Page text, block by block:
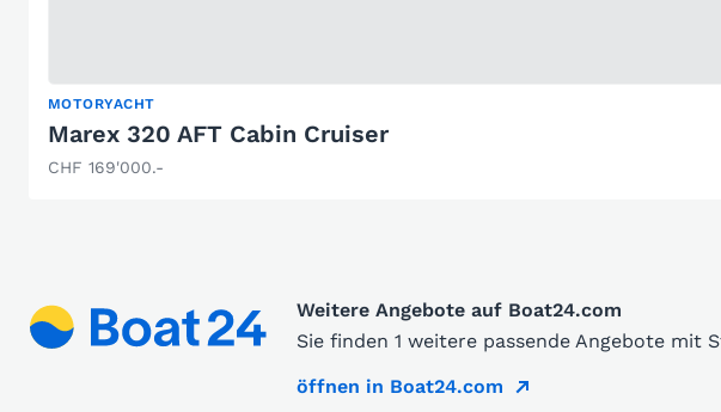
MOTORYACHT
Marex 320 AFT Cabin Cruiser
CHF 169'000.-
Weitere Angebote auf Boat24.com
Sie finden 1 weitere passende Angebote
öffnen in Boat24.com